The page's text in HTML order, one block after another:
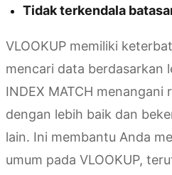
Tidak terkendala
VLOOKUP memiliki
mencari data berdasarkan
INDEX MATCH menangani
dengan lebih baik dan
lain. Ini membantu Anda
umum pada VLOOKUP,